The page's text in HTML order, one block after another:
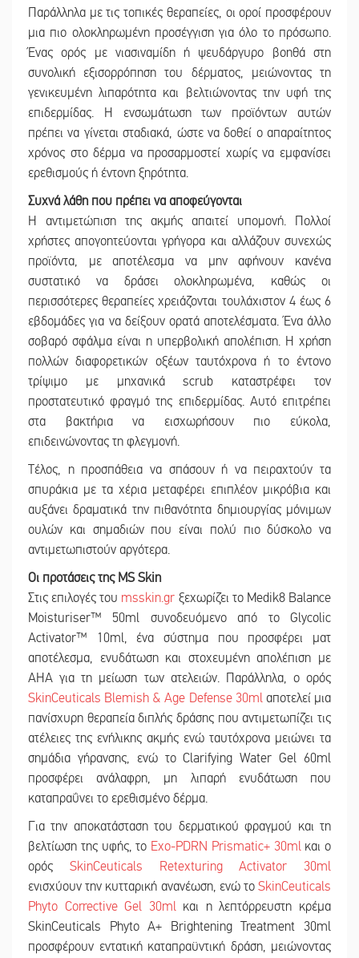
Παράλληλα με τις τοπικές θεραπείες, οι οροί προσφέρουν
μια πιο ολοκληρωμένη προσέγγιση για όλο το πρόσωπο.
Ένας ορός με νιασιναμίδη ή ψευδάργυρο βοηθά στη
συνολική εξισορρόπηση του δέρματος, μειώνοντας τη
γενικευμένη λιπαρότητα και βελτιώνοντας την υφή της
επιδερμίδας. Η ενσωμάτωση των προϊόντων αυτών
πρέπει να γίνεται σταδιακά, ώστε να δοθεί ο απαραίτητος
χρόνος στο δέρμα να προσαρμοστεί χωρίς να εμφανίσει
ερεθισμούς ή έντονη ξηρότητα.
Συχνά λάθη που πρέπει να αποφεύγονται
Η αντιμετώπιση της ακμής απαιτεί υπομονή. Πολλοί
χρήστες απογοητεύονται γρήγορα και αλλάζουν συνεχώς
προϊόντα, με αποτέλεσμα να μην αφήνουν κανένα
συστατικό να δράσει ολοκληρωμένα, καθώς οι
περισσότερες θεραπείες χρειάζονται τουλάχιστον 4 έως 6
εβδομάδες για να δείξουν ορατά αποτελέσματα. Ένα άλλο
σοβαρό σφάλμα είναι η υπερβολική απολέπιση. Η χρήση
πολλών διαφορετικών οξέων ταυτόχρονα ή το έντονο
τρίψιμο με μηχανικά scrub καταστρέφει τον
προστατευτικό φραγμό της επιδερμίδας. Αυτό επιτρέπει
στα βακτήρια να εισχωρήσουν πιο εύκολα,
επιδεινώνοντας τη φλεγμονή.
Τέλος, η προσπάθεια να σπάσουν ή να πειραχτούν τα
σπυράκια με τα χέρια μεταφέρει επιπλέον μικρόβια και
αυξάνει δραματικά την πιθανότητα δημιουργίας μόνιμων
ουλών και σημαδιών που είναι πολύ πιο δύσκολο να
αντιμετωπιστούν αργότερα.
Οι προτάσεις της MS Skin
Στις επιλογές του msskin.gr ξεχωρίζει το Medik8 Balance
Moisturiser™ 50ml συνοδευόμενο από το Glycolic
Activator™ 10ml, ένα σύστημα που προσφέρει ματ
αποτέλεσμα, ενυδάτωση και στοχευμένη απολέπιση με
AHA για τη μείωση των ατελειών. Παράλληλα, ο ορός
SkinCeuticals Blemish & Age Defense 30mlαποτελεί μια
πανίσχυρη θεραπεία διπλής δράσης που αντιμετωπίζει τις
ατέλειες της ενήλικης ακμής ενώ ταυτόχρονα μειώνει τα
σημάδια γήρανσης, ενώ το Clarifying Water Gel 60ml
προσφέρει ανάλαφρη, μη λιπαρή ενυδάτωση που
καταπραΰνει το ερεθισμένο δέρμα.
Για την αποκατάσταση του δερματικού φραγμού και τη
βελτίωση της υφής, το Exo-PDRN Prismatic+ 30mlκαι ο
ορός SkinCeuticals Retexturing Activator 30ml
ενισχύουν την κυτταρική ανανέωση, ενώ το SkinCeuticals
Phyto Corrective Gel 30mlκαι η λεπτόρρευστη κρέμα
SkinCeuticals Phyto A+ Brightening Treatment 30ml
προσφέρουν εντατική καταπραϋντική δράση, μειώνοντας